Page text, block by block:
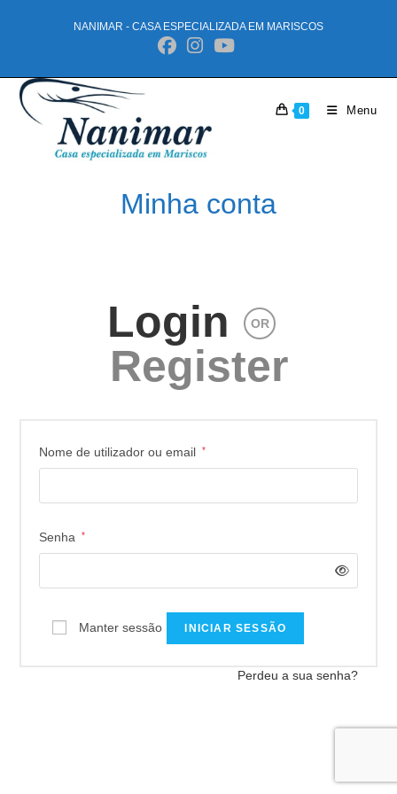
NANIMAR - CASA ESPECIALIZADA EM MARISCOS
0 Menu
Minha conta
Login OR
Register
Nome de utilizador ou email *
Senha *
Manter sessão INICIAR SESSÃO
Perdeu a sua senha?